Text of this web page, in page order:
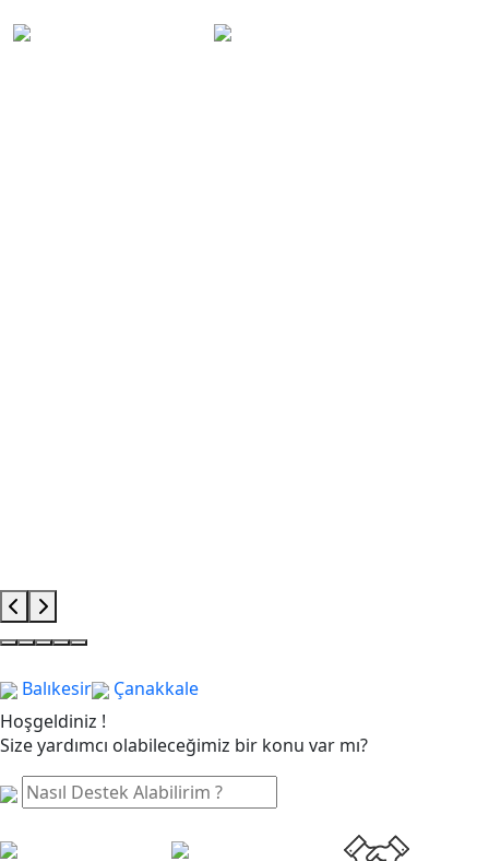
Balıkesir
Çanakkale
Hoşgeldiniz !
Size yardımcı olabileceğimiz bir konu var mı?